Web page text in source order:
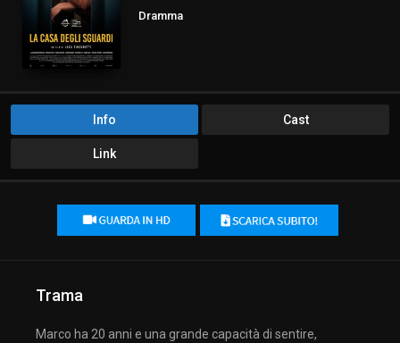
Dramma
Info Cast
Link
Trama
Marco ha 20 anni e una grande capacità di sentire,